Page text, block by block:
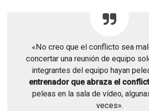
«No creo que el conflicto sea
concertar una reunión de equipo
integrantes del equipo hayan
entrenador que abraza el
peleas en la sala de vídeo,
veces».